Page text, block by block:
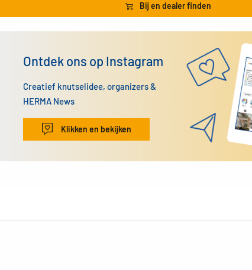
Bij en dealer finden
Ontdek ons op Instagram
Creatief knutselidee, organizers &
HERMA News
Klikken en bekijken